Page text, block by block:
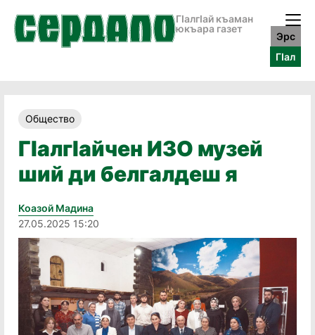
ГӀалгӀай къаман
юкъара газет
Эрс
ГӀал
Общество
ГӀалгӀайчен ИЗО музей
ший ди белгалдеш я
Коазой Мадина
27.05.2025 15:20